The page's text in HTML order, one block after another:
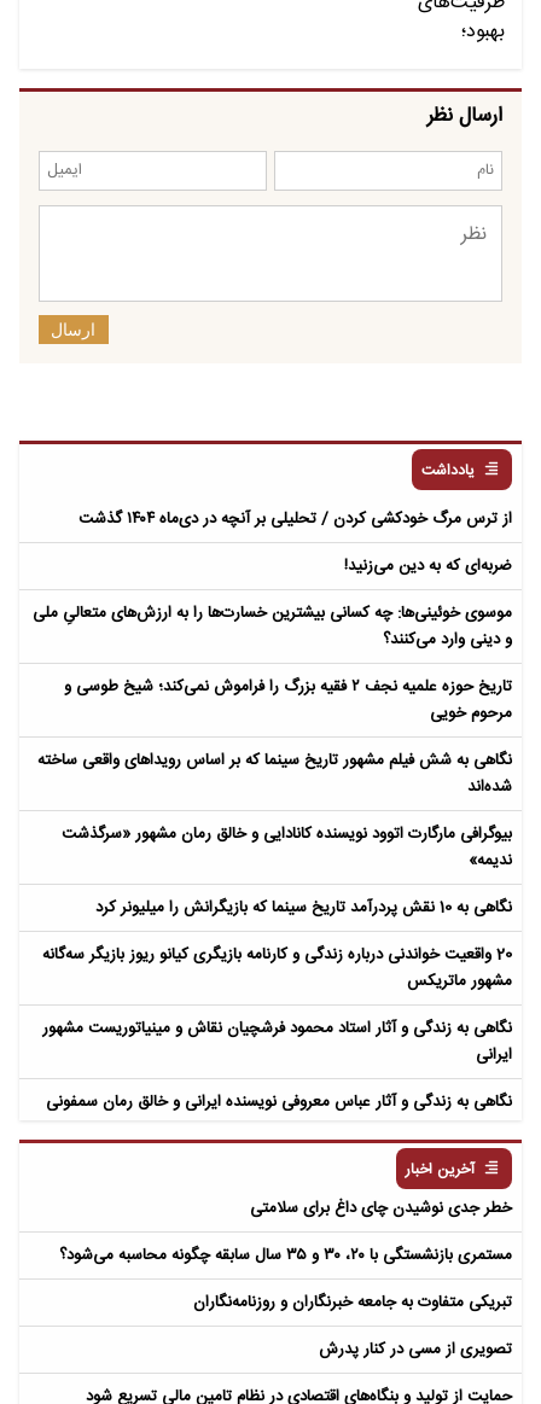
ارسال نظر
ارسال
یادداشت
از ترس مرگ خودکشی کردن / تحلیلی بر آنچه در دی‌ماه ۱۴۰۴ گذشت
ضربه‌ای که به دین می‌زنید!
موسوی خوئینی‌ها: چه کسانی بیشترین خسارت‌ها را به ارزش‌های متعالیِ ملی
و دینی وارد می‌کنند؟
تاریخ حوزه علمیه نجف ۲ فقیه بزرگ را فراموش نمی‌کند؛ شیخ طوسی و
مرحوم خویی
نگاهی به شش فیلم مشهور تاریخ سینما که بر اساس رویداهای واقعی ساخته
شده‌اند
بیوگرافی مارگارت اتوود نویسنده کانادایی و خالق رمان مشهور «سرگذشت
ندیمه»
نگاهی به 10 نقش پردرآمد تاریخ سینما که بازیگرانش را میلیونر کرد
20 واقعیت خواندنی درباره زندگی و کارنامه بازیگری کیانو ریوز بازیگر سه‌گانه
مشهور ماتریکس
نگاهی به زندگی و آثار استاد محمود فرشچیان نقاش و مینیاتوریست مشهور
ایرانی
نگاهی به زندگی و آثار عباس معروفی نویسنده ایرانی و خالق رمان سمفونی
آخرین اخبار
خطر جدی نوشیدن چای داغ برای سلامتی
مستمری بازنشستگی با ۲۰، ۳۰ و ۳۵ سال سابقه چگونه محاسبه می‌شود؟
تبریکی متفاوت به جامعه خبرنگاران و روزنامه‌نگاران
تصویری از مسی در کنار پدرش
حمایت از تولید و بنگاه‌های اقتصادی در نظام تامین مالی تسریع شود